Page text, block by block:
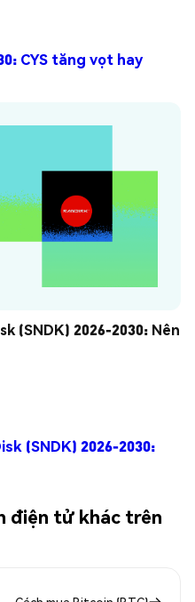
CYS tăng vọt hay
(SNDK) 2026-2030: Nên
(SNDK) 2026-2030:
điện tử khác trên